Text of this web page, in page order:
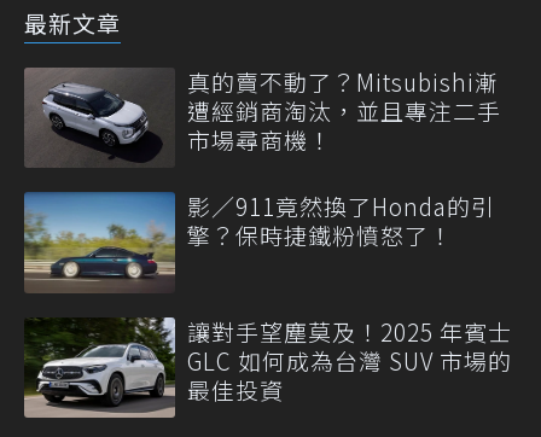
最新文章
真的賣不動了？Mitsubishi漸
遭經銷商淘汰，並且專注二手
市場尋商機！
影／911竟然換了Honda的引
擎？保時捷鐵粉憤怒了！
讓對手望塵莫及！2025 年賓士
GLC 如何成為台灣 SUV 市場的
最佳投資